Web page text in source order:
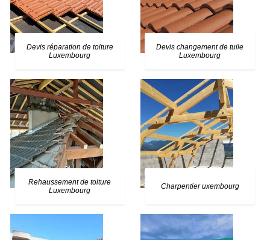
Devis réparation de toiture
Luxembourg
Devis changement de tuile
Luxembourg
Rehaussement de toiture
Luxembourg
Charpentier uxembourg